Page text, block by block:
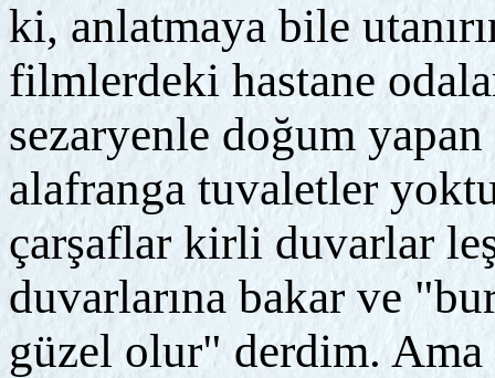
ki, anlatmaya bile
filmlerdeki hastane
sezaryenle doğum
alafranga tuvaletler
çarşaflar kirli duvarlar
duvarlarına bakar ve
güzel olur" derdim. Ama